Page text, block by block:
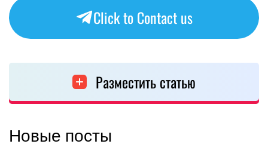
Click to Contact us
Разместить статью
Новые посты